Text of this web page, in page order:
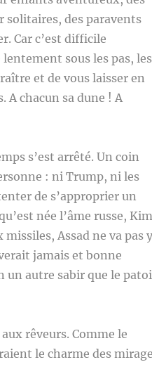
solitaires, des paravents
Car c’est difficile
lentement sous les pas, les
et de vous laisser en
A chacun sa dune ! A
s’est arrêté. Un coin
: ni Trump, ni les
de s’approprier un
née l’âme russe, Kim
Assad ne va pas y
jamais et bonne
un autre sabir que le
rêveurs. Comme le
le charme des